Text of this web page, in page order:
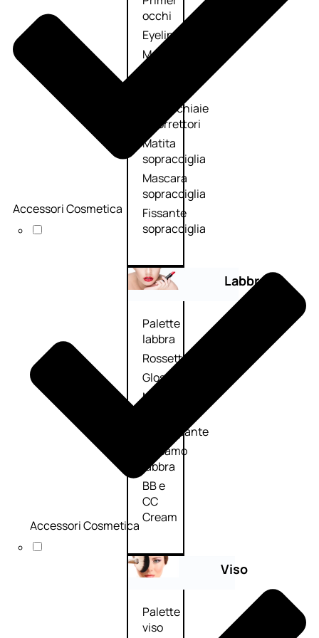
occhi
Eyeliner
Mascara
Antiocchiaie
e correttori
Matita
sopracciglia
Mascara
sopracciglia
Fissante
sopracciglia
Labbra
Palette
labbra
Rossetto
Gloss
Matita
Rimpolpante
Balsamo
labbra
BB e
CC
Cream
Viso
Palette
viso
Accessori Cosmetica
Accessori Cosmetica